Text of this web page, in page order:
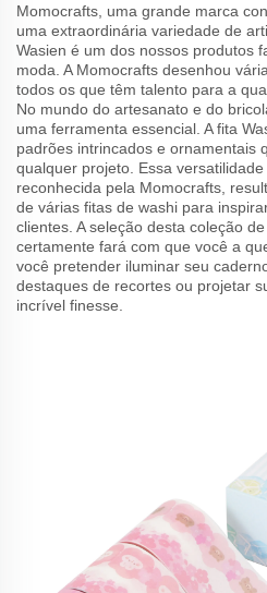
Momocrafts, uma grande marca
uma extraordinária variedade de
Wasien é um dos nossos produtos
moda. A Momocrafts desenhou
todos os que têm talento para a
No mundo do artesanato e do
uma ferramenta essencial. A fita
padrões intrincados e ornamentais
qualquer projeto. Essa
reconhecida pela Momocrafts,
de várias fitas de washi para
clientes. A seleção desta coleção
certamente fará com que você a
você pretender iluminar seu
destaques de recortes ou projetar
incrível finesse.